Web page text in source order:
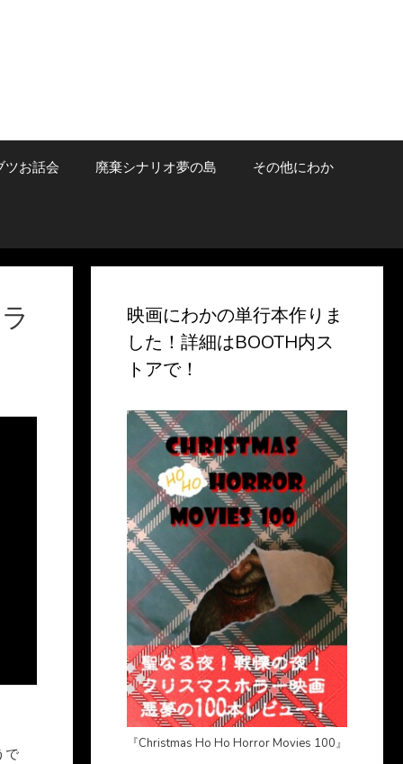
ツお話会 廃棄シナリオ夢の島 その他にわか
で
映画にわかの単行本作りま
した！詳細はBOOTH内ス
トアで！
『Christmas Ho Ho Horror Movies 100』